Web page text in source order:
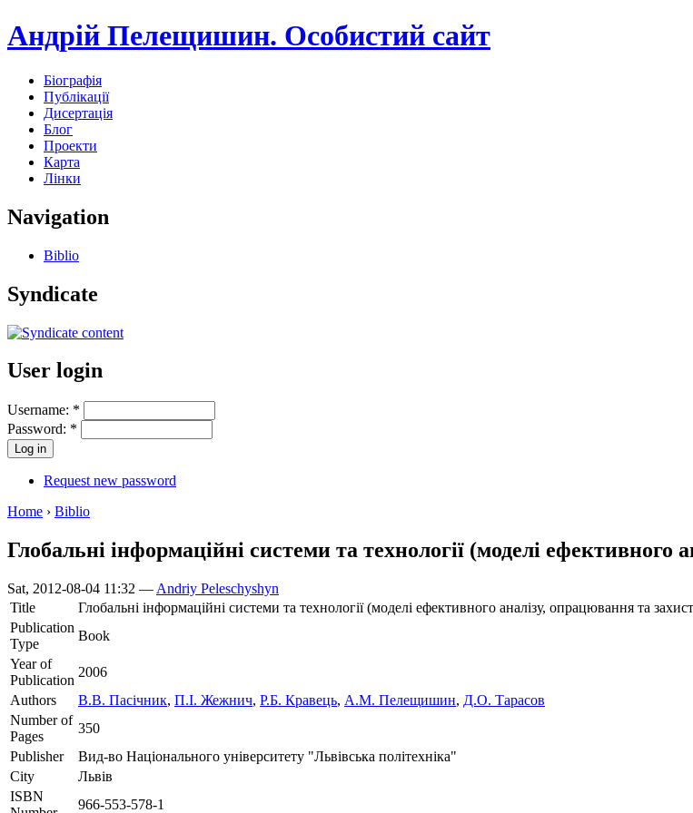
Андрій Пелещишин. Особистий сайт
Біографія
Публікації
Дисертація
Блог
Проекти
Карта
Лінки
Navigation
Biblio
Syndicate
User login
Username: *
Password: *
Request new password
Home › Biblio
Глобальні інформаційні системи та технології (моделі ефективного
Sat, 2012-08-04 11:32 — Andriy Peleschyshyn
Title
Глобальні інформаційні системи та технології (моделі ефективного аналізу, опрацювання та
Publication
Type
Book
Year of
Publication
2006
Authors
В.В. Пасічник, П.І. Жежнич, Р.Б. Кравець, А.М. Пелещишин, Д.О. Тарасов
Number of
Pages
350
Publisher
Вид-во Національного університету "Львівська політехніка"
City
Львів
ISBN
966-553-578-1